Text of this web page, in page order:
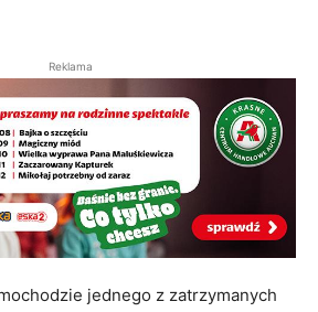
Reklama
jednego z zatrzymanych